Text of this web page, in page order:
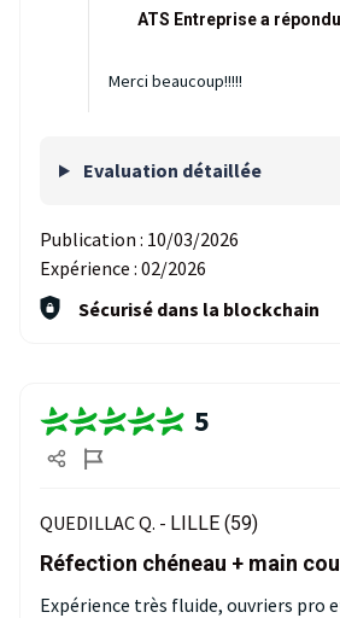
ATS Entreprise a
Merci beaucoup!!!!!
Evaluation détaillée
Publication : 10/03/2026
Expérience : 02/2026
Sécurisé dans la blockchain
5
QUEDILLAC Q. - LILLE (59)
Réfection chéneau + main
Expérience très fluide, ouvriers pro